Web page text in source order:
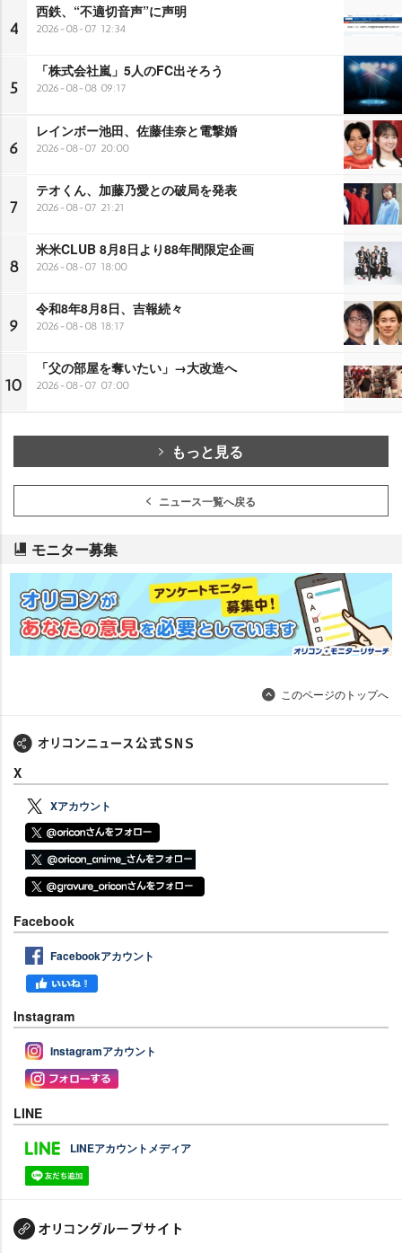
4
西鉄、“不適切音声”に声明
2026-08-07 12:34
5
「株式会社嵐」5人のFC出そろう
2026-08-08 09:17
6
レインボー池田、佐藤佳奈と電撃婚
2026-08-07 20:00
7
テオくん、加藤乃愛との破局を発表
2026-08-07 21:21
8
米米CLUB 8月8日より88年間限定企画
2026-08-07 18:00
9
令和8年8月8日、吉報続々
2026-08-08 18:17
10
「父の部屋を奪いたい」→大改造へ
2026-08-07 07:00
もっと見る
ニュース一覧へ戻る
モニター募集
このページのトップへ
X
Xアカウント
Facebook
Facebookアカウント
Instagram
Instagramアカウント
LINE
LINEアカウントメディア